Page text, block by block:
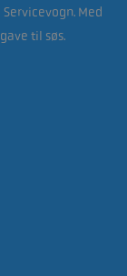
Med
til søs.